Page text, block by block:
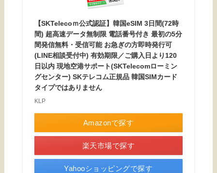
【SKTelecoｍ公式認証】韓国eSIM 3日間(72時
間) 超高速データ無制限 電話番号付き 最初の5分
間発信無料・受信可能 お急ぎの方即時発行可
(LINE相談受付中) 有効期限／ご購入日より120
日以内 現地空港サポート(SKTelecomローミン
グセンター) SKテレコム正規品 韓国SIMカード
タイプではありません
KLP
Amazonで探す
楽天市場で探す
Yahooショッピングで探す